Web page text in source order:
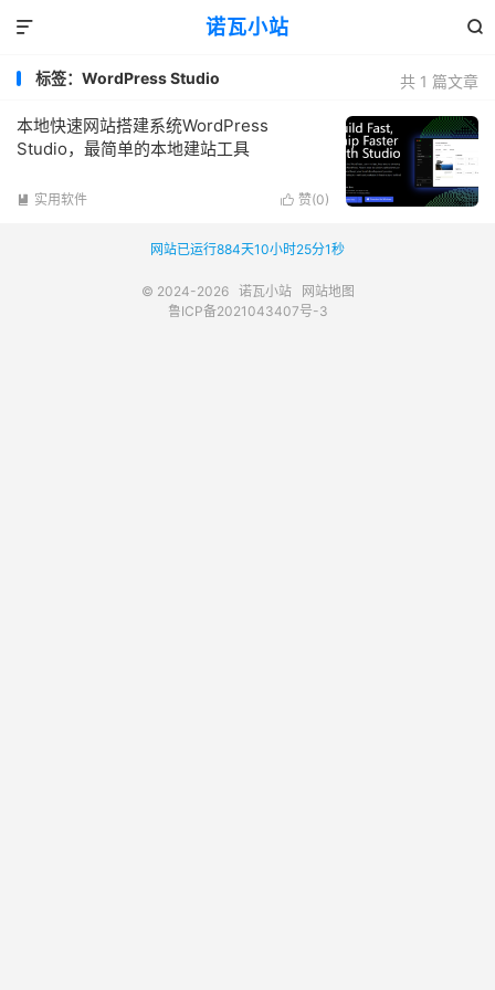
诺瓦小站 

共 1 篇文章
标签：WordPress Studio
本地快速网站搭建系统WordPress
Studio，最简单的本地建站工具
 赞(0)
 实用软件
网站已运行884天10小时25分1秒
© 2024-2026 诺瓦小站
网站地图
鲁ICP备2021043407号-3